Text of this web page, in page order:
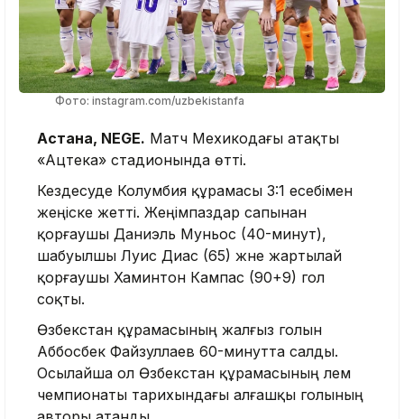
Фото: instagram.com/uzbekistanfa
Астана, NEGE. Матч Мехикодағы атақты
«Ацтека» стадионында өтті.
Кездесуде Колумбия құрамасы 3:1 есебімен
жеңіске жетті. Жеңімпаздар сапынан
қорғаушы Даниэль Муньос (40-минут),
шабуылшы Луис Диас (65) және жартылай
қорғаушы Хаминтон Кампас (90+9) гол
соқты.
Өзбекстан құрамасының жалғыз голын
Аббосбек Файзуллаев 60-минутта салды.
Осылайша ол Өзбекстан құрамасының әлем
чемпионаты тарихындағы алғашқы голының